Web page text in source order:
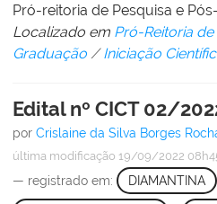
Pró-reitoria de Pesquisa e
Localizado em Pró-Reitoria
Graduação /Iniciação
Edital nº CICT 02/
por Crislaine da Silva Borges
última modificação 19/09/2022
— registrado em: DIAMANTINA